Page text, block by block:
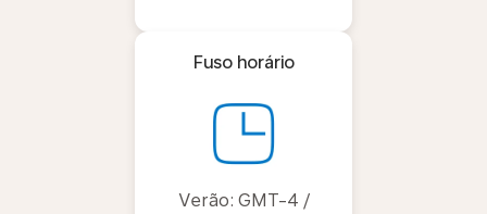
Fuso horário
Verão: GMT-4 /